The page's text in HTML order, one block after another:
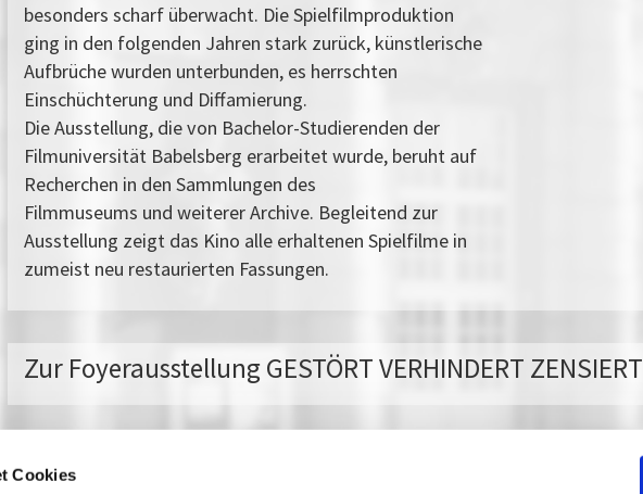
Cookies
besonders scharf überwacht. Die Spielfilmproduktion
ging in den folgenden Jahren stark zurück, künstlerische
Aufbrüche wurden unterbunden, es herrschten
Einschüchterung und Diffamierung.
Die Ausstellung, die von Bachelor-Studierenden der
Filmuniversität Babelsberg erarbeitet wurde, beruht auf
Recherchen in den Sammlungen des
Filmmuseums und weiterer Archive. Begleitend zur
Ausstellung zeigt das Kino alle erhaltenen Spielfilme in
zumeist neu restaurierten Fassungen.
Zur Foyerausstellung GESTÖRT VERHINDERT ZENSIERT